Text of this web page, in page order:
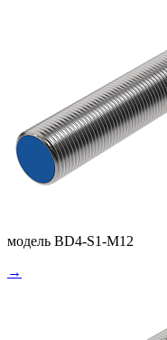
модель BD4-S1-M12
→